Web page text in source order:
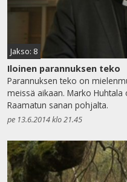
Jakso: 8
Iloinen parannuksen teko
Parannuksen teko on
meissä aikaan. Marko
Raamatun sanan pohjalta.
pe 13.6.2014 klo 21.45